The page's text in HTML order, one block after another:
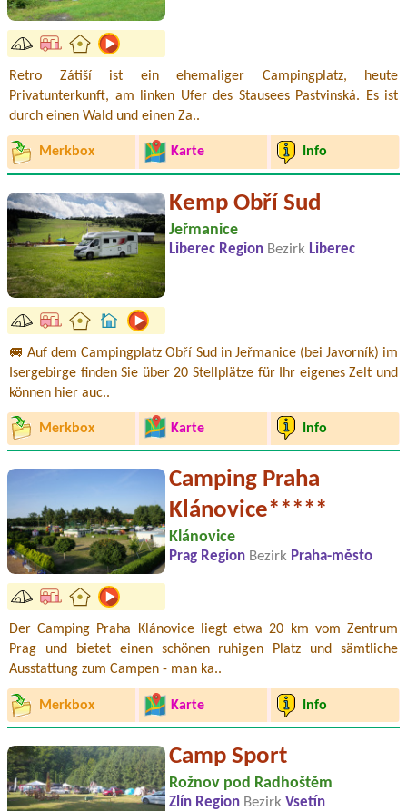
Retro Zátiší ist ein ehemaliger Campingplatz, heute
Privatunterkunft, am linken Ufer des Stausees Pastvinská. Es ist
durch einen Wald und einen Za..
Merkbox Karte Info
Kemp Obří Sud
Jeřmanice
Liberec Region Bezirk Liberec
🚐 Auf dem Campingplatz Obří Sud in Jeřmanice (bei Javorník) im
Isergebirge finden Sie über 20 Stellplätze für Ihr eigenes Zelt und
können hier auc..
Merkbox Karte Info
Camping Praha
Klánovice*****
Klánovice
Prag Region Bezirk Praha-město
Der Camping Praha Klánovice liegt etwa 20 km vom Zentrum
Prag und bietet einen schönen ruhigen Platz und sämtliche
Ausstattung zum Campen - man ka..
Merkbox Karte Info
Camp Sport
Rožnov pod Radhoštěm
Zlín Region Bezirk Vsetín